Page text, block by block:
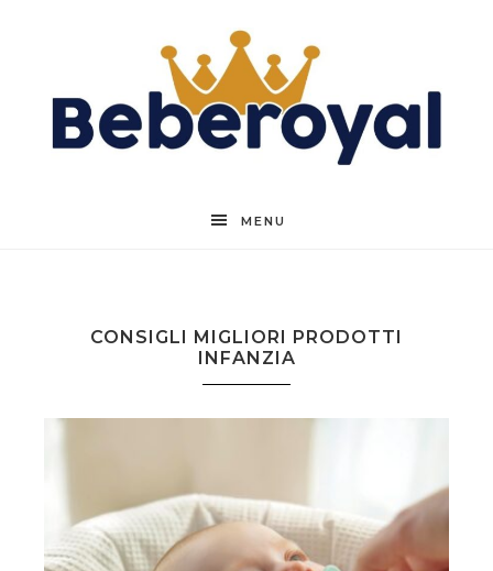
Beberoyal
MENU
CONSIGLI MIGLIORI PRODOTTI
INFANZIA